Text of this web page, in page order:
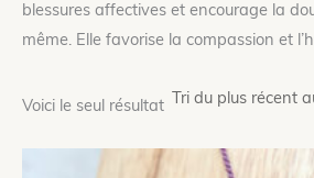
blessures affectives et encourage la
même. Elle favorise la compassion et
Voici le seul résultat